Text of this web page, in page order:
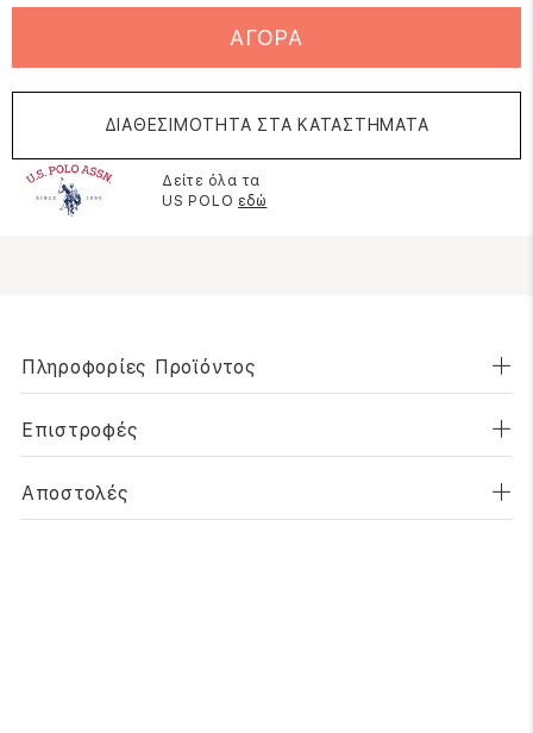
ΑΓΟΡΑ
ΔΙΑΘΕΣΙΜΟΤΗΤΑ ΣΤΑ ΚΑΤΑΣΤΗΜΑΤΑ
Δείτε όλα τα
US POLO εδώ
Πληροφορίες Προϊόντος
Επιστροφές
Αποστολές